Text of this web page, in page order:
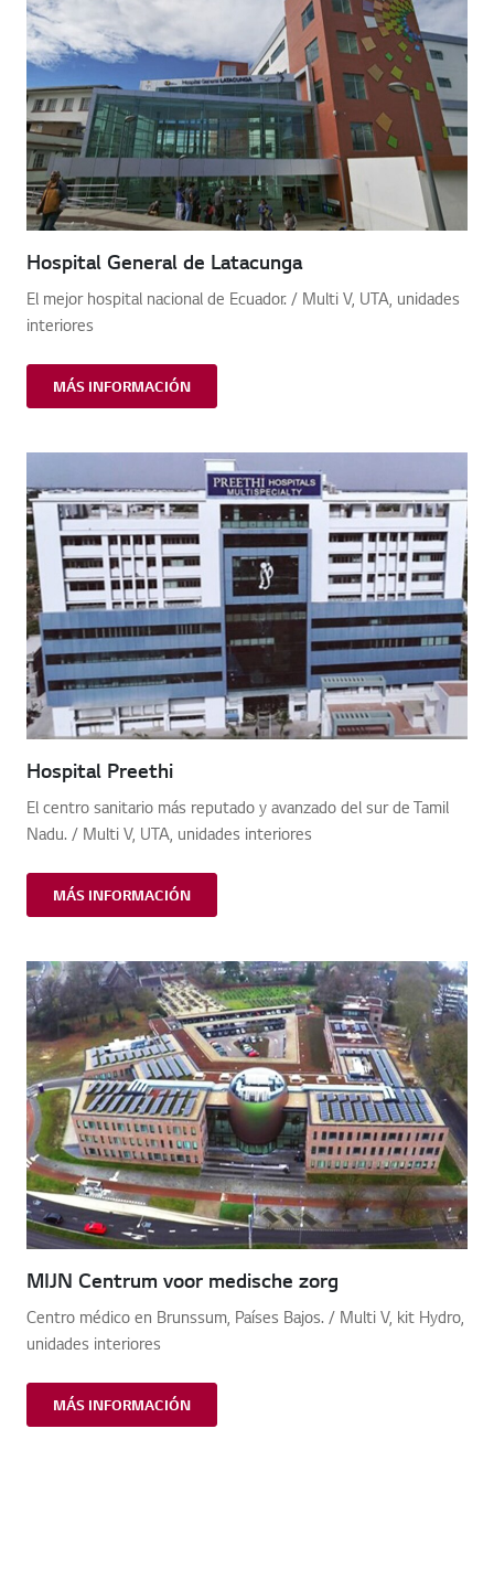
Hospital General de Latacunga
El mejor hospital nacional de Ecuador. / Multi V, UTA, unidades
interiores
MÁS INFORMACIÓN
Hospital Preethi
El centro sanitario más reputado y avanzado del sur de Tamil
Nadu. / Multi V, UTA, unidades interiores
MÁS INFORMACIÓN
MIJN Centrum voor medische zorg
Centro médico en Brunssum, Países Bajos. / Multi V, kit Hydro,
unidades interiores
MÁS INFORMACIÓN